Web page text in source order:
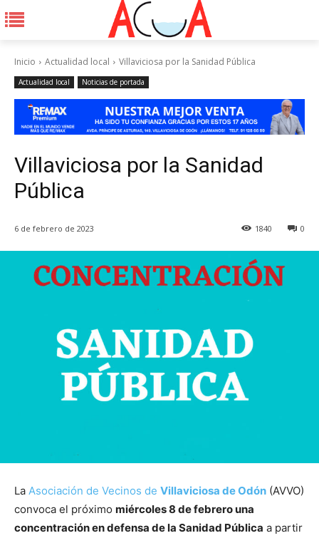
Inicio Actualidad local Villaviciosa por la Sanidad Pública
Actualidad local Noticias de portada
Villaviciosa por la Sanidad
Pública
6 de febrero de 2023 0
1840
La Asociación de Vecinos de Villaviciosa de Odón (AVVO)
convoca el próximo miércoles 8 de febrero una
concentración en defensa de la Sanidad Pública a partir